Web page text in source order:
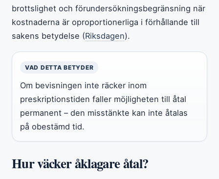
brottslighet och förundersökningsbegränsning när
kostnaderna är oproportionerliga i förhållande till
sakens betydelse (Riksdagen).
VAD DETTA BETYDER
Om bevisningen inte räcker inom
preskriptionstiden faller möjligheten till åtal
permanent – den misstänkte kan inte åtalas
på obestämd tid.
Hur väcker åklagare åtal?